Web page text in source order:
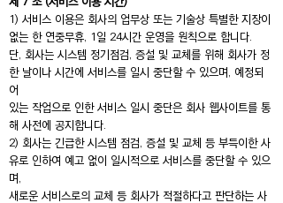
1) 서비스 이용은 회사의 업무상 또는 기술상 특별한 지장이
없는 한 연중무휴, 1일 24시간 운영을 원칙으로 합니다.
단, 회사는 시스템 정기점검, 증설 및 교체를 위해 회사가 정
한 날이나 시간에 서비스를 일시 중단할 수 있으며, 예정되
어
있는 작업으로 인한 서비스 일시 중단은 회사 웹사이트를 통
해 사전에 공지합니다.
2) 회사는 긴급한 시스템 점검, 증설 및 교체 등 부득이한 사
유로 인하여 예고 없이 일시적으로 서비스를 중단할 수 있으
며,
새로운 서비스로의 교체 등 회사가 적절하다고 판단하는 사